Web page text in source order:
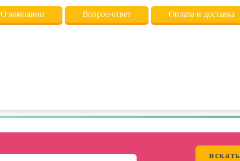
О компании Вопрос-ответ Оплата и доставка
искать